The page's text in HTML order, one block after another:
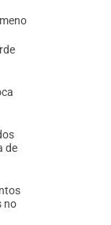
de
no